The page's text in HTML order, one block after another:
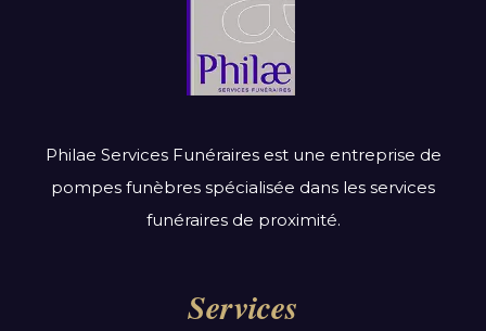
Philae Services Funéraires est une entreprise de
pompes funèbres spécialisée dans les services
funéraires de proximité.
Services